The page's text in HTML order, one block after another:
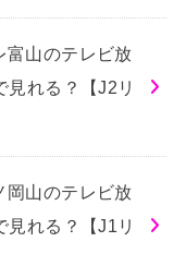
富山のテレビ放
見れる？【J2リ
岡山のテレビ放
見れる？【J1リ